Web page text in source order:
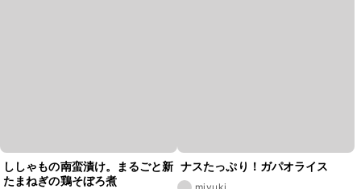
ししゃもの南蛮漬け。まるごと新
たまねぎの鶏そぼろ煮
ナスたっぷり！ガパオライス